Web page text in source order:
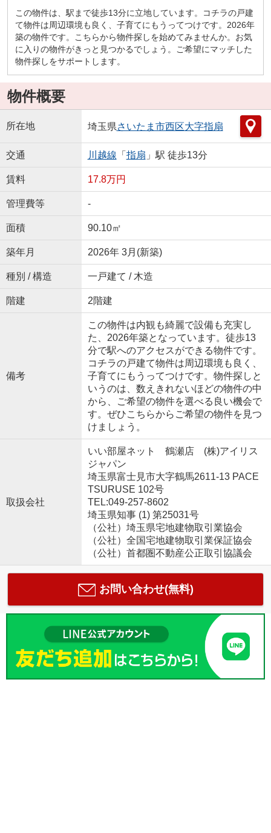
この物件は、駅まで徒歩13分に立地しています。コチラの戸建
て物件は周辺環境も良く、子育てにもうってつけです。2026年
築の物件です。こちらから物件探しを始めてみませんか。お気
に入りの物件がきっと見つかるでしょう。ご希望にマッチした
物件探しをサポートします。
物件概要
所在地 埼玉県さいたま市西区大字指扇
交通 川越線 「 指扇 」駅 徒歩13分
賃料 17.8万円
管理費等 -
面積 90.10㎡
築年月 2026年 3月(新築)
種別 / 構造 一戸建て / 木造
階建 2階建
備考
この物件は内観も綺麗で設備も充実し
た、2026年築となっています。徒歩13
分で駅へのアクセスができる物件です。
コチラの戸建て物件は周辺環境も良く、
子育てにもうってつけです。物件探しと
いうのは、数えきれないほどの物件の中
から、ご希望の物件を選べる良い機会で
す。ぜひこちらからご希望の物件を見つ
けましょう。
取扱会社
いい部屋ネット 鶴瀬店 (株)アイリス
ジャパン
埼玉県富士見市大字鶴馬2611-13 PACE
TSURUSE 102号
TEL:049-257-8602
埼玉県知事 (1) 第25031号
（公社）埼玉県宅地建物取引業協会
（公社）全国宅地建物取引業保証協会
（公社）首都圏不動産公正取引協議会
お問い合わせ(無料)